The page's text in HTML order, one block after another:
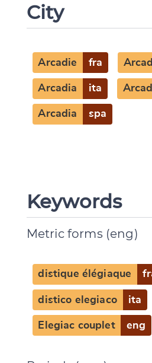
City
Arcadie fra
Arcadia ita
Arcadia spa
Keywords
Metric forms (eng)
distique élégiaque
distico elegiaco ita
Elegiac couplet eng